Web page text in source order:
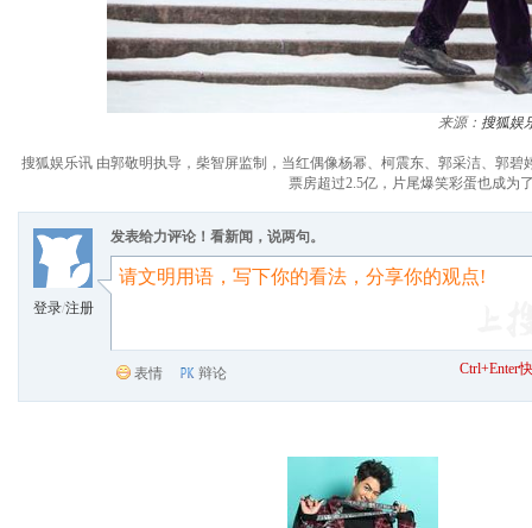
来源： 搜狐娱
搜狐娱乐讯 由郭敬明执导，柴智屏监制，当红偶像杨幂、柯震东、郭采洁、郭
票房超过2.5亿，片尾爆笑彩蛋也成为
登录/注册
发表给力评论！看新闻，说两句。
表情 辩论 Ctrl+Enter